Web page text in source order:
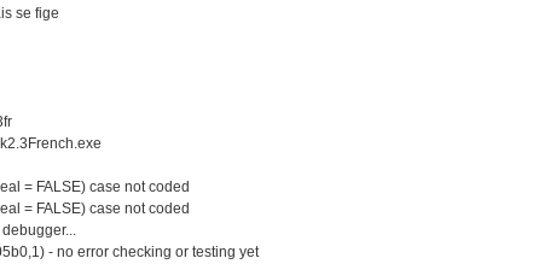
se fige
= FALSE) case not coded
= FALSE) case not coded
- no error checking or testing yet